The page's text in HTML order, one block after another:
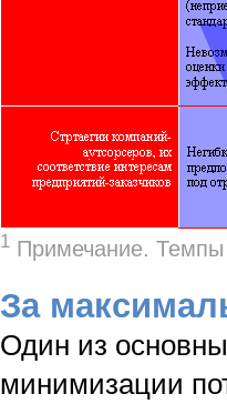
1 Примечание. Темпы
За
Один из
минимизации